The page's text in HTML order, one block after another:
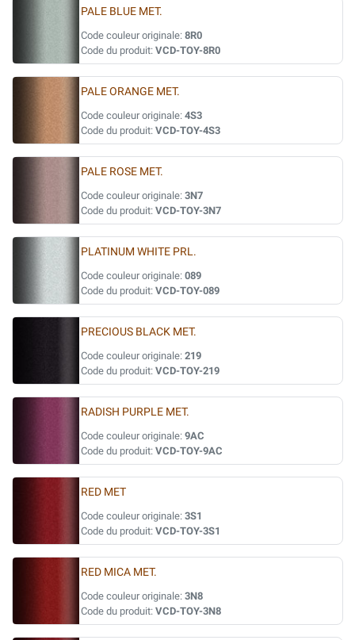
PALE BLUE MET.
Code couleur originale: 8R0
Code du produit: VCD-TOY-8R0
PALE ORANGE MET.
Code couleur originale: 4S3
Code du produit: VCD-TOY-4S3
PALE ROSE MET.
Code couleur originale: 3N7
Code du produit: VCD-TOY-3N7
PLATINUM WHITE PRL.
Code couleur originale: 089
Code du produit: VCD-TOY-089
PRECIOUS BLACK MET.
Code couleur originale: 219
Code du produit: VCD-TOY-219
RADISH PURPLE MET.
Code couleur originale: 9AC
Code du produit: VCD-TOY-9AC
RED MET
Code couleur originale: 3S1
Code du produit: VCD-TOY-3S1
RED MICA MET.
Code couleur originale: 3N8
Code du produit: VCD-TOY-3N8